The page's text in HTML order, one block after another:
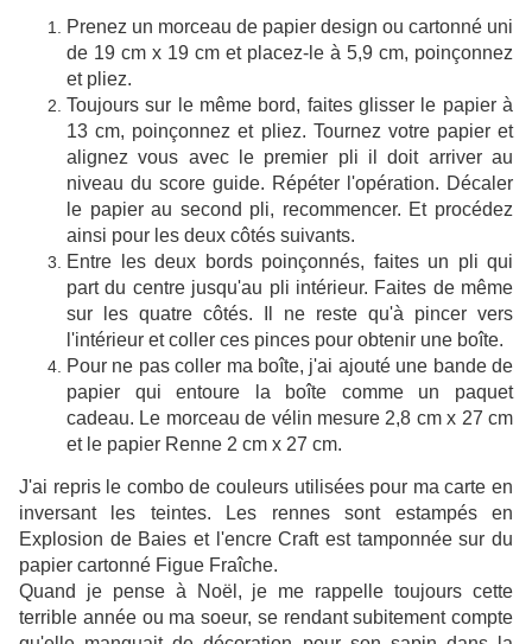
Prenez un morceau de papier design ou cartonné uni
de 19 cm x 19 cm et placez-le à 5,9 cm, poinçonnez
et pliez.
Toujours sur le même bord, faites glisser le papier à
13 cm, poinçonnez et pliez. Tournez votre papier et
alignez vous avec le premier pli il doit arriver au
niveau du score guide. Répéter l'opération. Décaler
le papier au second pli, recommencer. Et procédez
ainsi pour les deux côtés suivants.
Entre les deux bords poinçonnés, faites un pli qui
part du centre jusqu'au pli intérieur. Faites de même
sur les quatre côtés. Il ne reste qu'à pincer vers
l'intérieur et coller ces pinces pour obtenir une boîte.
Pour ne pas coller ma boîte, j'ai ajouté une bande de
papier qui entoure la boîte comme un paquet
cadeau. Le morceau de vélin mesure 2,8 cm x 27 cm
et le papier Renne 2 cm x 27 cm.
J'ai repris le combo de couleurs utilisées pour ma carte en
inversant les teintes. Les rennes sont estampés en
Explosion de Baies et l'encre Craft est tamponnée sur du
papier cartonné Figue Fraîche.
Quand je pense à Noël, je me rappelle toujours cette
terrible année ou ma soeur, se rendant subitement compte